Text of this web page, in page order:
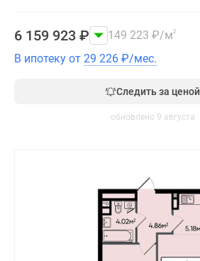
6 159 923 ₽ 149 223 ₽/м2
В ипотеку от 29 226 ₽/мес.
Следить за ценой
обновлено 9 августа